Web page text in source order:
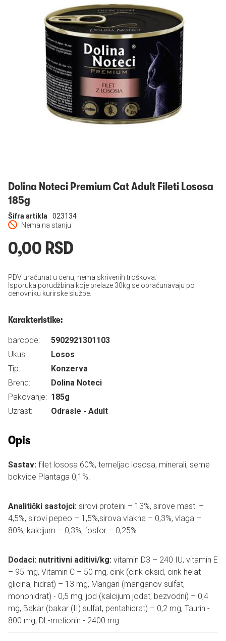
Dolina Noteci Premium Cat Adult Fileti Lososa
185g
Nema na stanju
Šifra artikla 023134
0,00 RSD
PDV uračunat u cenu, nema skrivenih troškova.
Isporuka porudžbina koje prelaze 30kg se obračunavaju po
cenovniku kurirske službe.
Karakteristike:
barcode:
5902921301103
Ukus:
Losos
Tip:
Konzerva
Brend:
Dolina Noteci
Pakovanje: 185g
Uzrast:
Odrasle - Adult
Opis
Sastav: filet lososa 60%, temeljac lososa, minerali, seme
bokvice Plantaga 0,1%.
Analitički sastojci: sirovi proteini – 13%, sirove masti –
4,5%, sirovi pepeo – 1,5%,sirova vlakna – 0,3%, vlaga –
80%, kalcijum – 0,3%, fosfor – 0,25%.
Dodaci: nutritivni aditivi/kg: vitamin D3 – 240 IU, vitamin E
– 95 mg, Vitamin C – 50 mg, cink (cink oksid, cink helat
glicina, hidrat) – 13 mg, Mangan (manganov sulfat,
monohidrat) - 0,5 mg, jod (kalcijum jodat, bezvodni) – 0,4
mg, Bakar (bakar (II) sulfat, pentahidrat) – 0,2 mg, Taurin -
800 mg, DL-metionin - 2400 mg.